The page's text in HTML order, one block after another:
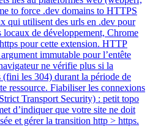
to force .dev domains to HTTPS
qui utilisent des urls en .dev pour
locaux de développement, Chrome
pour cette extension. HTTP
immutable pour l’entête
ne vérifie plus si la
(fini les 304) durant la période de
ressource. Fiabiliser les connexions
Transport Security) : petit topo
d’indiquer que votre site ne doit
et gérer la transition http > https.